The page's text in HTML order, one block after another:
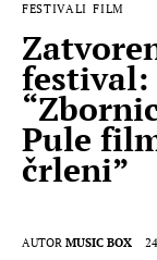
FESTIVALI FILM
festival:
Pule
črleni”
AUTOR MUSIC BOX